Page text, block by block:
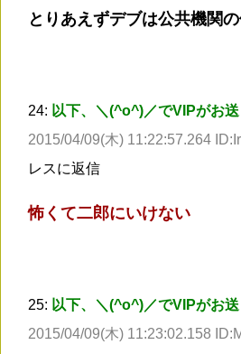
とりあえずデブは公共機関
24: 以下、＼(^o^)／でVIPがお
2015/04/09(木) 11:22:57.264
レスに返信
怖くて二郎にいけない
25: 以下、＼(^o^)／でVIPがお
2015/04/09(木) 11:23:02.158